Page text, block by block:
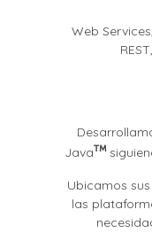
Web
Java
Ubicamos
las